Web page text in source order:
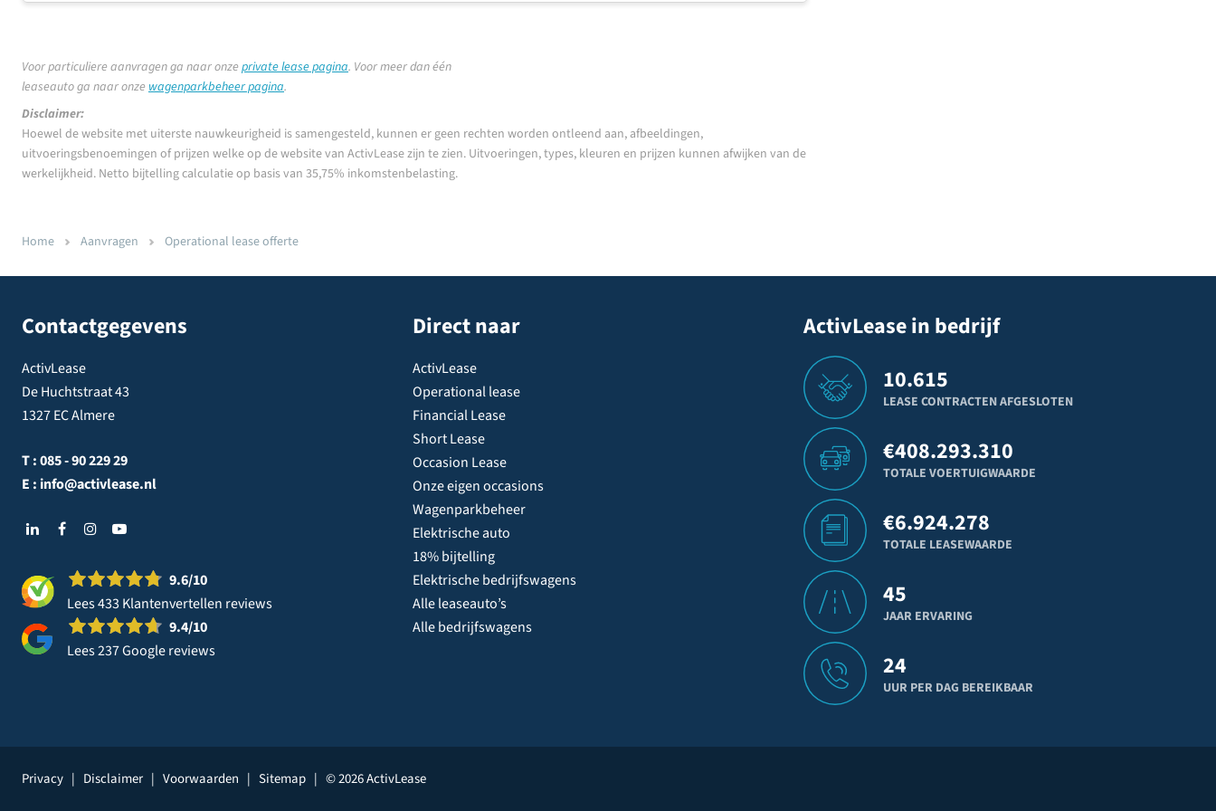
Voor particuliere aanvragen ga naar onzeprivate lease pagina. Voor meer dan één
leaseauto ga naar onzewagenparkbeheer pagina.
Disclaimer:
Hoewel de website met uiterste nauwkeurigheid is samengesteld, kunnen er geen rechten worden ontleend aan, afbeeldingen,
uitvoeringsbenoemingen of prijzen welke op de website van ActivLease zijn te zien. Uitvoeringen, types, kleuren en prijzen kunnen afwijken van de
werkelijkheid. Netto bijtelling calculatie op basis van 35,75% inkomstenbelasting.
Home Aanvragen Operational lease offerte
Contactgegevens
ActivLease
De Huchtstraat 43
1327 EC Almere
T :085 - 90 229 29
E : info@activlease.nl
9.6/10
Lees 433 Klantenvertellen reviews
9.4/10
Lees 237 Google reviews
Direct naar
ActivLease
Operational lease
Financial Lease
Short Lease
Occasion Lease
Onze eigen occasions
Wagenparkbeheer
Elektrische auto
18% bijtelling
Elektrische bedrijfswagens
Alle leaseauto’s
Alle bedrijfswagens
ActivLease in bedrijf
10.615
LEASE CONTRACTEN AFGESLOTEN
€408.293.310
TOTALE VOERTUIGWAARDE
€6.924.278
TOTALE LEASEWAARDE
45
JAAR ERVARING
24
UUR PER DAG BEREIKBAAR
Privacy | Disclaimer | Voorwaarden | Sitemap | © 2026 ActivLease